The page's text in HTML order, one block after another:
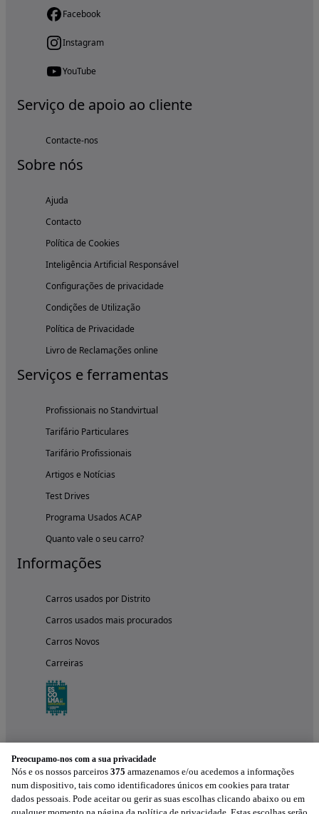
Facebook
Instagram
YouTube
Serviço de apoio ao cliente
Contacte-nos
Sobre nós
Ajuda
Contacto
Política de Cookies
Inteligência Artificial Responsável
Configurações de privacidade
Condições de Utilização
Política de Privacidade
Livro de Reclamações online
Serviços e ferramentas
Profissionais no Standvirtual
Tarifário Particulares
Tarifário Profissionais
Artigos e Notícias
Test Drives
Programa Usados ACAP
Quanto vale o seu carro?
Informações
Carros usados por Distrito
Carros usados mais procurados
Carros Novos
Carreiras
Preocupamo-nos com a sua privacidade
Nós e os nossos parceiros 375 armazenamos e/ou acedemos a informações
num dispositivo, tais como identificadores únicos em cookies para tratar
dados pessoais. Pode aceitar ou gerir as suas escolhas clicando abaixo ou em